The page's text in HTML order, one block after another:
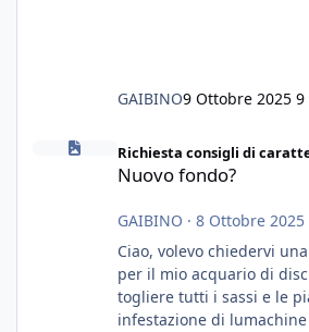
GAIBINO9 Ottobre 2025 9
Nuovo fondo?
Richiesta consigli di
Nuovo fondo?
GAIBINO · 8 Ottobre 2025
Ciao, volevo chiedervi
per il mio acquario di
togliere tutti i sassi e le
infestazione di